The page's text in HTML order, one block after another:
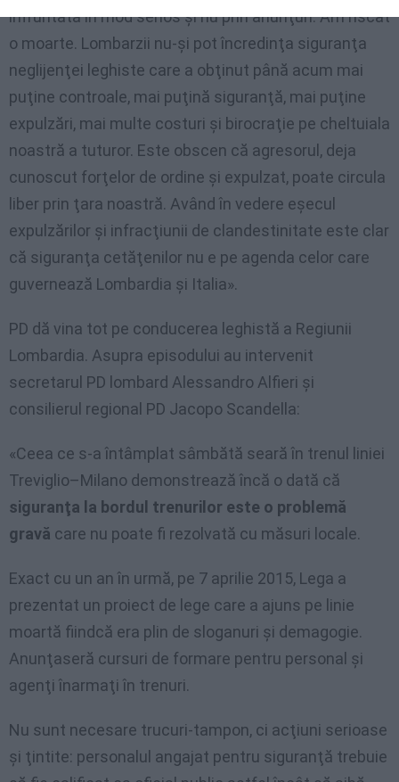
înfruntată în mod serios şi nu prin anunţuri. Am riscat
o moarte. Lombarzii nu-şi pot încredinţa siguranţa
neglijenţei leghiste care a obţinut până acum mai
puţine controale, mai puţină siguranţă, mai puţine
expulzări, mai multe costuri şi birocraţie pe cheltuiala
noastră a tuturor. Este obscen că agresorul, deja
cunoscut forţelor de ordine şi expulzat, poate circula
liber prin ţara noastră. Având în vedere eşecul
expulzărilor şi infracţiunii de clandestinitate este clar
că siguranţa cetăţenilor nu e pe agenda celor care
guvernează Lombardia şi Italia».
PD dă vina tot pe conducerea leghistă a Regiunii
Lombardia. Asupra episodului au intervenit
secretarul PD lombard Alessandro Alfieri şi
consilierul regional PD Jacopo Scandella:
«Ceea ce s-a întâmplat sâmbătă seară în trenul liniei
Treviglio–Milano demonstrează încă o dată că
siguranţa la bordul trenurilor este o problemă
gravă care nu poate fi rezolvată cu măsuri locale.
Exact cu un an în urmă, pe 7 aprilie 2015, Lega a
prezentat un proiect de lege care a ajuns pe linie
moartă fiindcă era plin de sloganuri şi demagogie.
Anunţaseră cursuri de formare pentru personal şi
agenţi înarmaţi în trenuri.
Nu sunt necesare trucuri-tampon, ci acţiuni serioase
şi ţintite: personalul angajat pentru siguranţă trebuie